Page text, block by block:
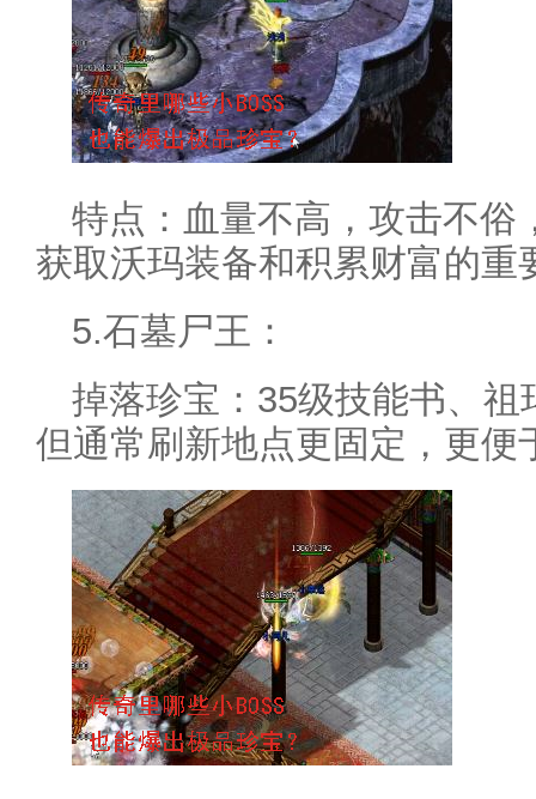
特点：血量不高，攻击不俗
获取沃玛装备和积累财富的重
5.石墓尸王：
掉落珍宝：35级技能书、
但通常刷新地点更固定，更便